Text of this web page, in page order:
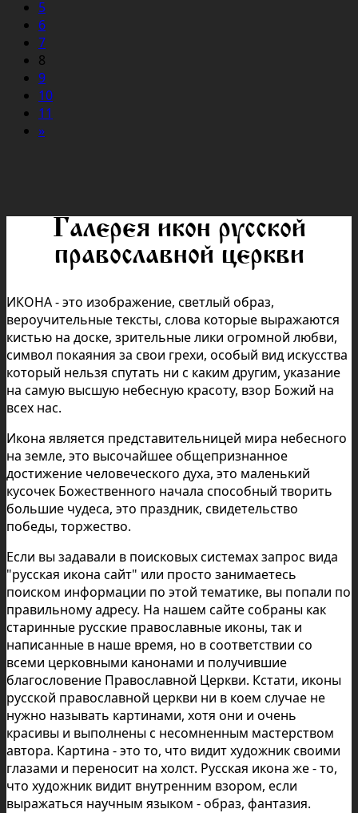
5
6
7
8
9
10
11
»
Галерея икон русской
православной церкви
ИКОНА - это изображение, светлый образ,
вероучительные тексты, слова которые выражаются
кистью на доске, зрительные лики огромной любви,
символ покаяния за свои грехи, особый вид искусства
который нельзя спутать ни с каким другим, указание
на самую высшую небесную красоту, взор Божий на
всех нас.
Икона является представительницей мира небесного
на земле, это высочайшее общепризнанное
достижение человеческого духа, это маленький
кусочек Божественного начала способный творить
большие чудеса, это праздник, свидетельство
победы, торжество.
Если вы задавали в поисковых системах запрос вида
"русская икона сайт" или просто занимаетесь
поиском информации по этой тематике, вы попали по
правильному адресу. На нашем сайте собраны как
старинные русские православные иконы, так и
написанные в наше время, но в соответствии со
всеми церковными канонами и получившие
благословение Православной Церкви. Кстати, иконы
русской православной церкви ни в коем случае не
нужно называть картинами, хотя они и очень
красивы и выполнены с несомненным мастерством
автора. Картина - это то, что видит художник своими
глазами и переносит на холст. Русская икона же - то,
что художник видит внутренним взором, если
выражаться научным языком - образ, фантазия.